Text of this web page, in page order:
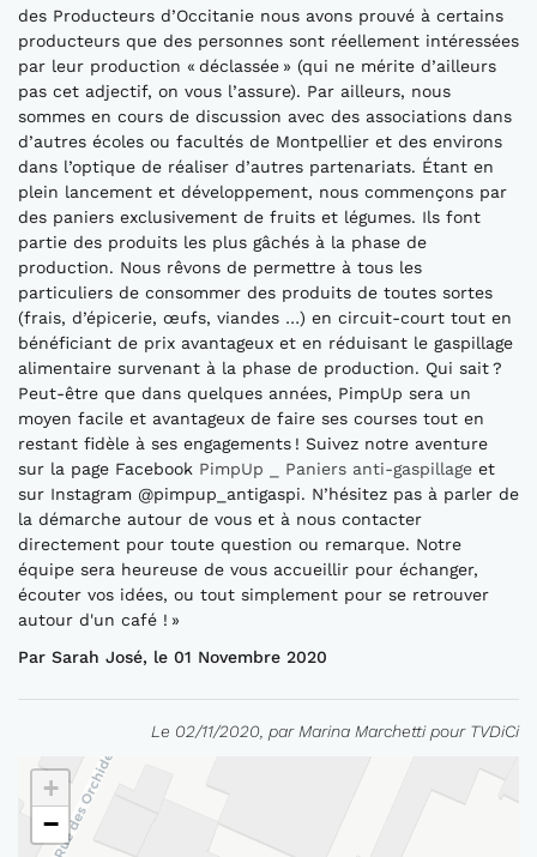
des Producteurs d’Occitanie nous avons prouvé à certains
producteurs que des personnes sont réellement intéressées
par leur production « déclassée » (qui ne mérite d’ailleurs
pas cet adjectif, on vous l’assure). Par ailleurs, nous
sommes en cours de discussion avec des associations dans
d’autres écoles ou facultés de Montpellier et des environs
dans l’optique de réaliser d’autres partenariats. Étant en
plein lancement et développement, nous commençons par
des paniers exclusivement de fruits et légumes. Ils font
partie des produits les plus gâchés à la phase de
production. Nous rêvons de permettre à tous les
particuliers de consommer des produits de toutes sortes
(frais, d’épicerie, œufs, viandes …) en circuit-court tout en
bénéficiant de prix avantageux et en réduisant le gaspillage
alimentaire survenant à la phase de production. Qui sait ?
Peut-être que dans quelques années, PimpUp sera un
moyen facile et avantageux de faire ses courses tout en
restant fidèle à ses engagements ! Suivez notre aventure
sur la page Facebook PimpUp _ Paniers anti-gaspillage et
sur Instagram @pimpup_antigaspi. N’hésitez pas à parler de
la démarche autour de vous et à nous contacter
directement pour toute question ou remarque. Notre
équipe sera heureuse de vous accueillir pour échanger,
écouter vos idées, ou tout simplement pour se retrouver
autour d'un café ! »
Par Sarah José, le 01 Novembre 2020
Le 02/11/2020, par Marina Marchetti pour TVDiCi
+
−